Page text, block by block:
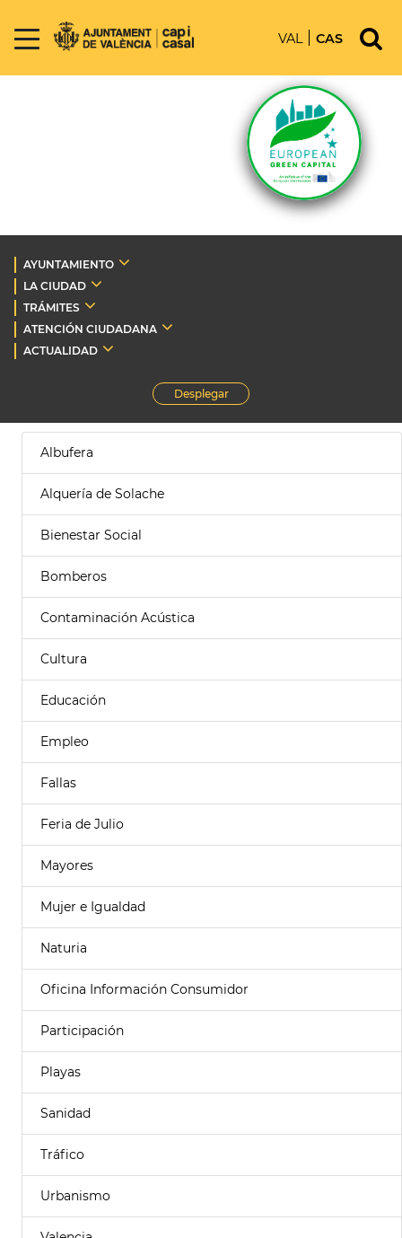
VAL CAS
AYUNTAMIENTO
LA CIUDAD
TRÁMITES
ATENCIÓN CIUDADANA
ACTUALIDAD
Desplegar
Albufera
Alquería de Solache
Bienestar Social
Bomberos
Contaminación Acústica
Cultura
Educación
Empleo
Fallas
Feria de Julio
Mayores
Mujer e Igualdad
Naturia
Oficina Información Consumidor
Participación
Playas
Sanidad
Tráfico
Urbanismo